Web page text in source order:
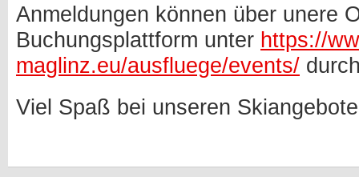
Anmeldungen können über unere
Buchungsplattform unter https://
maglinz.eu/ausfluege/events/
Viel Spaß bei unseren